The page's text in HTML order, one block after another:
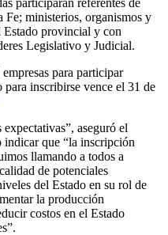
Fe; ministerios, organismos y
Estado provincial y con
Legislativo y Judicial.
para participar
inscribirse vence el 31 de
aseguró el
que “la inscripción
llamando a todos a
de potenciales
del Estado en su rol de
la producción
costos en el Estado